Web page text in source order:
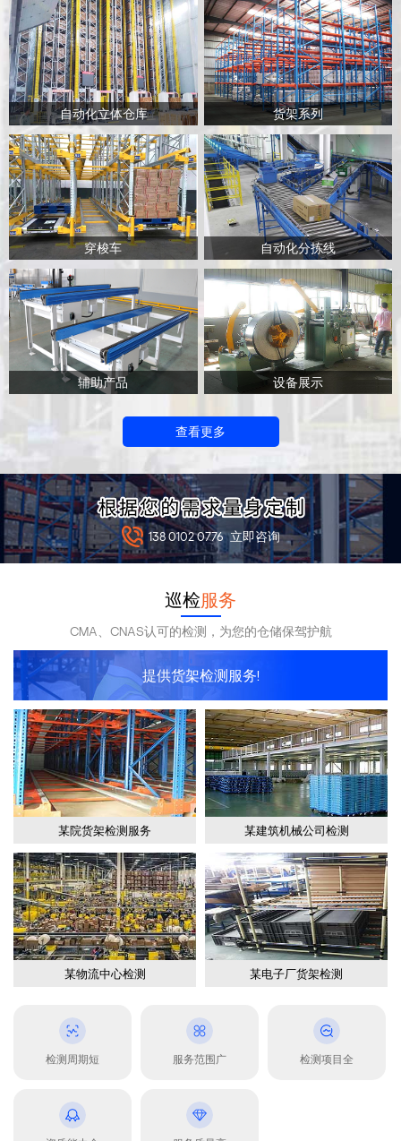
自动化立体仓库 货架系列
穿梭车 自动化分拣线
辅助产品 设备展示
查看更多
138 0102 0776 立即咨询
巡检服务
CMA、CNAS认可的检测，为您的仓储保驾护航
提供货架检测服务!
某院货架检测服务 某建筑机械公司检测
某物流中心检测 某电子厂货架检测
检测周期短 服务范围广 检测项目全